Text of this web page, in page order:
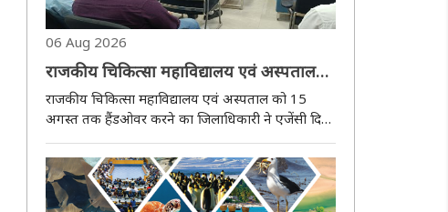
06 Aug 2026
राजकीय चिकित्सा महाविद्यालय एवं अस्पताल
को 15 अगस्त तक हैंडओवर करने का
जिलाधिकारी ने एजेंसी दिया निर्देश
राजकीय चिकित्सा महाविद्यालय एवं अस्पताल को 15
अगस्त तक हैंडओवर करने का जिलाधिकारी ने एजेंसी दिया
निर्देश..